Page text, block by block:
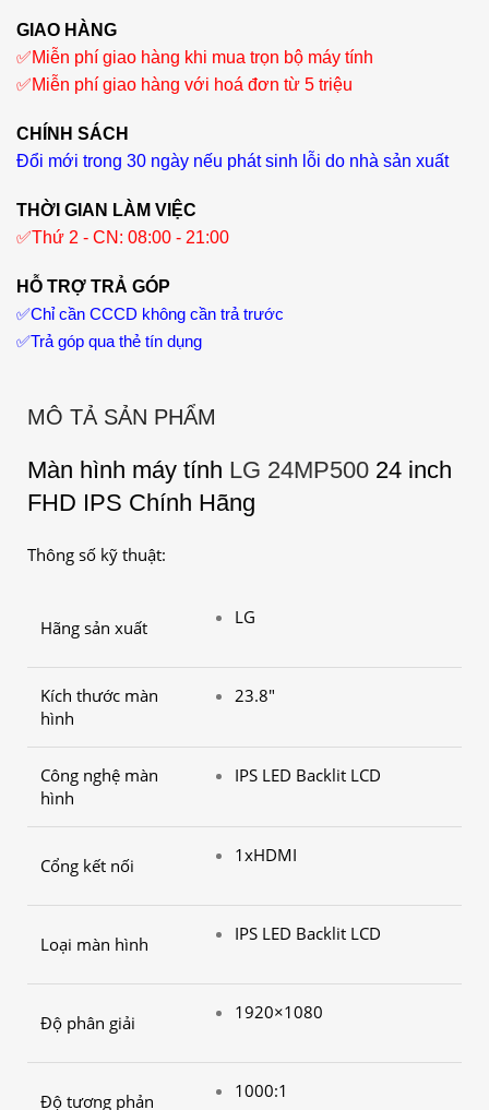
GIAO HÀNG
✅Miễn phí giao hàng khi mua trọn bộ máy tính
✅Miễn phí giao hàng với hoá đơn từ 5 triệu
CHÍNH SÁCH
Đổi mới trong 30 ngày nếu phát sinh lỗi do nhà sản xuất
THỜI GIAN LÀM VIỆC
✅Thứ 2 - CN: 08:00 - 21:00
HỖ TRỢ TRẢ GÓP
✅Chỉ cần CCCD không cần trả trước
✅Trả góp qua thẻ tín dụng
MÔ TẢ SẢN PHẨM
Màn hình máy tính LG 24MP500 24 inch
FHD IPS Chính Hãng
Thông số kỹ thuật:
Hãng sản xuất LG
Kích thước màn
hình
23.8″
Công nghệ màn
hình
IPS LED Backlit LCD
Cổng kết nối 1xHDMI
Loại màn hình IPS LED Backlit LCD
Độ phân giải 1920×1080
Độ tương phản 1000:1